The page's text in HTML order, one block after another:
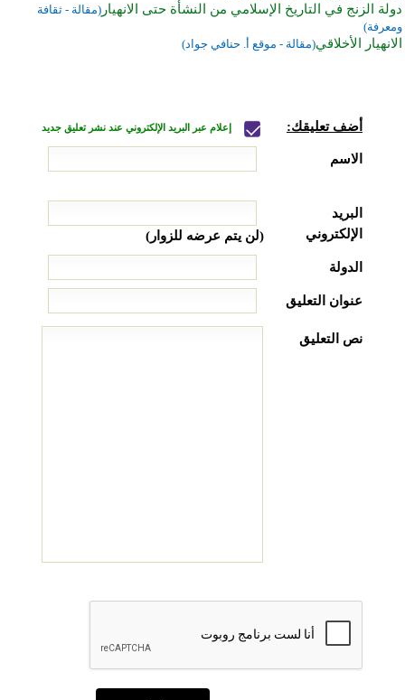
دولة الزنج في التاريخ الإسلامي من النشأة حتى الانهيار (مقالة - ثقافة
ومعرفة)
الانهيار الأخلاقي(مقالة - موقع أ. حنافي جواد)
أضف تعليقك: إعلام عبر البريد الإلكتروني عند نشر تعليق جديد
الاسم
البريد
الإلكتروني
(لن يتم عرضه للزوار)
الدولة
عنوان التعليق
نص التعليق